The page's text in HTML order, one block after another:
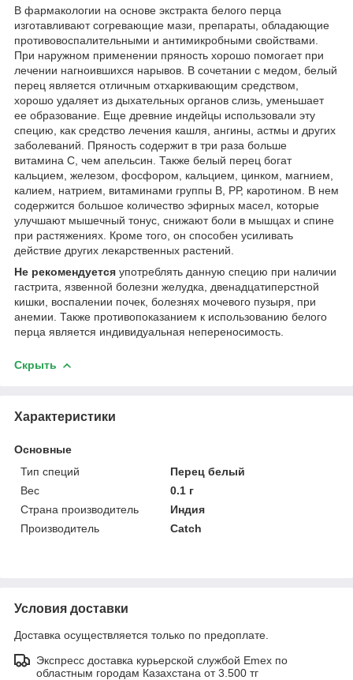
В фармакологии на основе экстракта белого перца
изготавливают согревающие мази, препараты, обладающие
противовоспалительными и антимикробными свойствами.
При наружном применении пряность хорошо помогает при
лечении нагноившихся нарывов. В сочетании с медом, белый
перец является отличным отхаркивающим средством,
хорошо удаляет из дыхательных органов слизь, уменьшает
ее образование. Еще древние индейцы использовали эту
специю, как средство лечения кашля, ангины, астмы и других
заболеваний. Пряность содержит в три раза больше
витамина С, чем апельсин. Также белый перец богат
кальцием, железом, фосфором, кальцием, цинком, магнием,
калием, натрием, витаминами группы В, РР, каротином. В нем
содержится большое количество эфирных масел, которые
улучшают мышечный тонус, снижают боли в мышцах и спине
при растяжениях. Кроме того, он способен усиливать
действие других лекарственных растений.
Не рекомендуется употреблять данную специю при наличии
гастрита, язвенной болезни желудка, двенадцатиперстной
кишки, воспалении почек, болезнях мочевого пузыря, при
анемии. Также противопоказанием к использованию белого
перца является индивидуальная непереносимость.
Скрыть
Характеристики
Основные
Тип специй
Перец белый
Вес
0.1 г
Страна производитель
Индия
Производитель
Catch
Условия доставки
Доставка осуществляется только по предоплате.
Экспресс доставка курьерской службой Emex по
областным городам Казахстана от 3.500 тг